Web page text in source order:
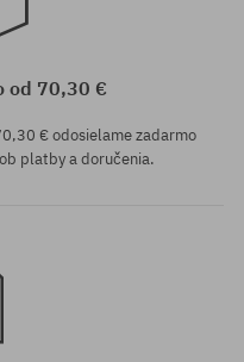
od 70,30 €
€ odosielame zadarmo
platby a doručenia.